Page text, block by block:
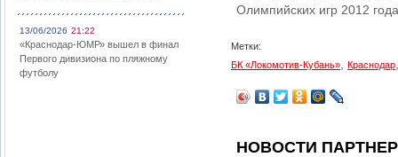
13/06/2026 21:22
«Краснодар-ЮМР» вышел в финал
Первого дивизиона по пляжному
футболу
Олимпийских игр 2012
Метки:
БК «Локомотив-Кубань»
Краснодар
НОВОСТИ